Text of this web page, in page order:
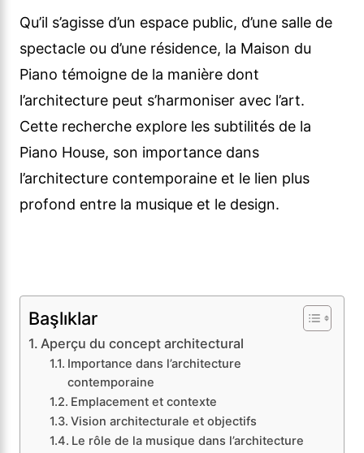
Qu’il s’agisse d’un espace public, d’une salle de
spectacle ou d’une résidence, la Maison du
Piano témoigne de la manière dont
l’architecture peut s’harmoniser avec l’art.
Cette recherche explore les subtilités de la
Piano House, son importance dans
l’architecture contemporaine et le lien plus
profond entre la musique et le design.
Başlıklar
Aperçu du concept architectural
Importance dans l’architecture
contemporaine
Emplacement et contexte
Vision architecturale et objectifs
Le rôle de la musique dans l’architecture